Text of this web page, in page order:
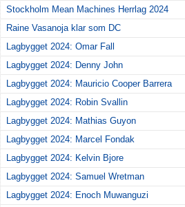
Stockholm Mean Machines Herrlag 2024
Raine Vasanoja klar som DC
Lagbygget 2024: Omar Fall
Lagbygget 2024: Denny John
Lagbygget 2024: Mauricio Cooper Barrera
Lagbygget 2024: Robin Svallin
Lagbygget 2024: Mathias Guyon
Lagbygget 2024: Marcel Fondak
Lagbygget 2024: Kelvin Bjore
Lagbygget 2024: Samuel Wretman
Lagbygget 2024: Enoch Muwanguzi